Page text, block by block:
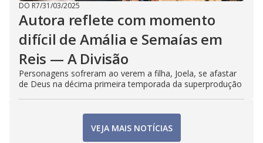
DO R7/31/03/2025
Autora reflete com momento
difícil de Amália e Semaías em
Reis — A Divisão
Personagens sofreram ao verem a filha, Joela, se afastar
de Deus na décima primeira temporada da superprodução
VEJA MAIS NOTÍCIAS